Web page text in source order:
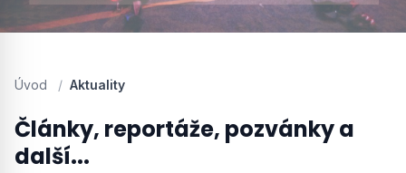
Úvod / Aktuality
Články, reportáže, pozvánky a
další...